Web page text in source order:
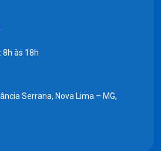
8h às 18h
Serrana, Nova Lima – MG,